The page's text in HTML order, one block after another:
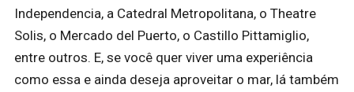
Independencia, a Catedral Metropolitana, o Theatre
Solis, o Mercado del Puerto, o Castillo Pittamiglio,
entre outros. E, se você quer viver uma experiência
como essa e ainda deseja aproveitar o mar, lá também